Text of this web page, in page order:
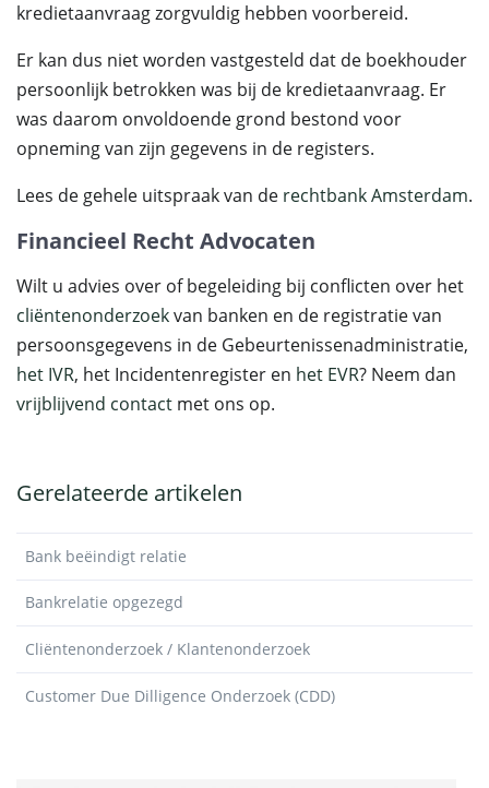
kredietaanvraag zorgvuldig hebben voorbereid.
Er kan dus niet worden vastgesteld dat de boekhouder
persoonlijk betrokken was bij de kredietaanvraag. Er
was daarom onvoldoende grond bestond voor
opneming van zijn gegevens in de registers.
Lees de gehele uitspraak van de rechtbank Amsterdam.
Financieel Recht Advocaten
Wilt u advies over of begeleiding bij conflicten over het
cliëntenonderzoekvan banken en de registratie van
persoonsgegevens in de Gebeurtenissenadministratie,
het IVR, het Incidentenregister en het EVR? Neem dan
vrijblijvend contact met ons op.
Gerelateerde artikelen
Bank beëindigt relatie
Bankrelatie opgezegd
Cliëntenonderzoek / Klantenonderzoek
Customer Due Dilligence Onderzoek (CDD)